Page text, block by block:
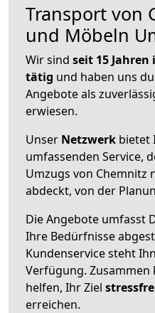
Transport von
und Möbeln
Wir sind seit 15
tätig und haben uns
Angebote als
erwiesen.
Unser Netzwerk bietet
umfassenden Service,
Umzugs von Chemnitz
abdeckt, von der
Die Angebote umfasst
Ihre Bedürfnisse
Kundenservice steht
Verfügung.
helfen, Ihr Ziel
erreichen.